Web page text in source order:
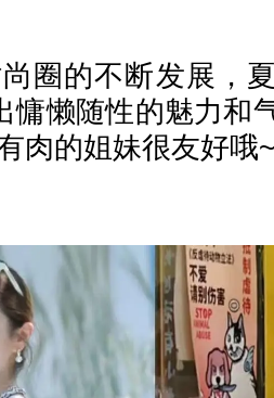
圈的不断发展，
慵懒随性的魅力和
肉的姐妹很友好哦